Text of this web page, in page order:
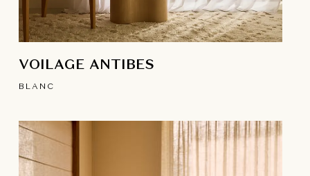
VOILAGE ANTIBES
BLANC